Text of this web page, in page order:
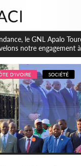
de réforme
amendements, un
D'IVOIRE SOCIÉTÉ